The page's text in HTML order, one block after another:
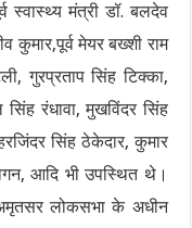
स्वास्थ्य मंत्री डॉ. बलदेव
कुमार,पूर्व मेयर बख्शी राम
गुरप्रताप सिंह टिक्का,
रंधावा, मुखविंदर सिंह
सिंह ठेकेदार, कुमार
आदि भी उपस्थित थे।
लोकसभा के अधीन